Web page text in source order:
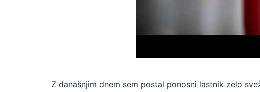
Z današnjim dnem sem postal ponosni lastnik zelo